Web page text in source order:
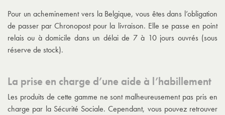
Pour un acheminement vers la Belgique, vous êtes dans l’obligation
de passer par Chronopost pour la livraison. Elle se passe en point
relais ou à domicile dans un délai de 7 à 10 jours ouvrés (sous
réserve de stock).
La prise en charge d’une aide à l’habillement
Les produits de cette gamme ne sont malheureusement pas pris en
charge par la Sécurité Sociale. Cependant, vous pouvez retrouver